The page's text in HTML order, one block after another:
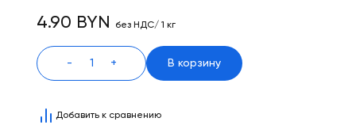
4.90 BYN без НДС/ 1 кг
- + В корзину
Добавить к сравнению